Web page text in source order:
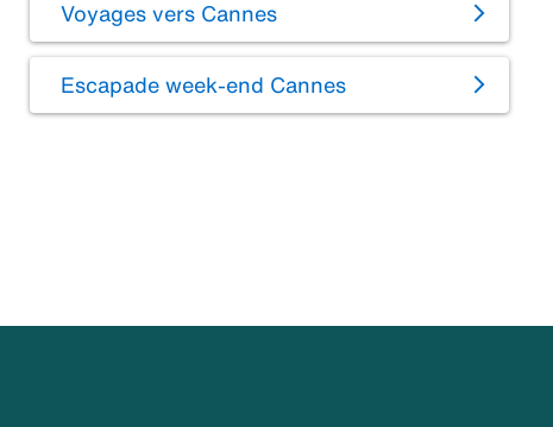
Voyages vers Cannes
Escapade week-end Cannes